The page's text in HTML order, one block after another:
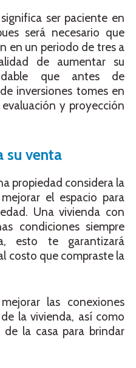
ser paciente en
será necesario que
en un periodo de tres a
de aumentar su
que antes de
inversiones tomes en
y proyección
su venta
propiedad considera la
el espacio para
Una vivienda con
condiciones siempre
esto te garantizará
costo que compraste la
las conexiones
la vivienda, así como
la casa para brindar